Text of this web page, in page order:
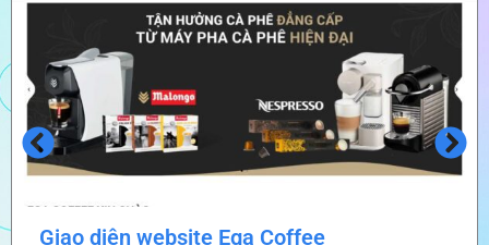
Giao diện website Ega Coffee